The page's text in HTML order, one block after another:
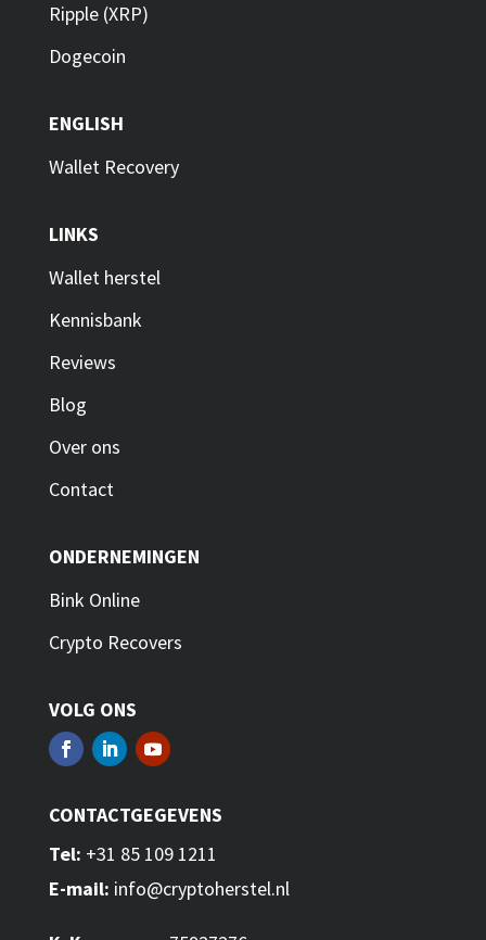
Ripple (XRP)
Dogecoin
ENGLISH
Wallet Recovery
LINKS
Wallet herstel
Kennisbank
Reviews
Blog
Over ons
Contact
ONDERNEMINGEN
Bink Online
Crypto Recovers
VOLG ONS
CONTACTGEGEVENS
Tel: +31 85 109 1211
E-mail: info@cryptoherstel.nl